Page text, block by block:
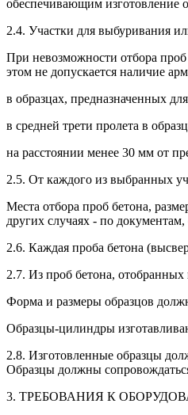
обеспечивающим изготовление
2.4. Участки для выбуривания
При невозможности отбора
этом не допускается наличие
в образцах, предназначенных
в средней трети пролета в
на расстоянии менее 30 мм от
2.5. От каждого из выбранных
Места отбора проб бетона,
других случаях - по
2.6. Каждая проба бетона
2.7. Из проб бетона,
Форма и размеры образцов
Образцы-цилиндры
2.8. Изготовленные образцы
Образцы должны
3. ТРЕБОВАНИЯ К